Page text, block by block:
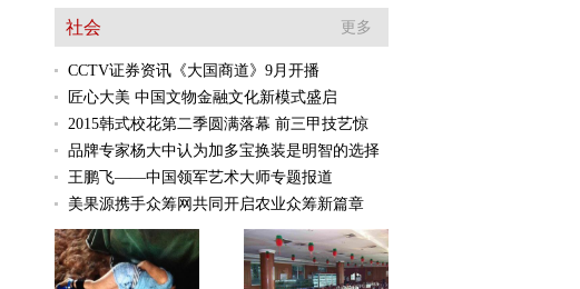
英国明星女舰长涉嫌与
已婚下属存私情被停职
社会 更多
CCTV证券资讯《大国商道》9月开播
匠心大美 中国文物金融文化新模式盛启
2015韩式校花第二季圆满落幕 前三甲技艺惊
品牌专家杨大中认为加多宝换装是明智的选择
王鹏飞——中国领军艺术大师专题报道
美果源携手众筹网共同开启农业众筹新篇章